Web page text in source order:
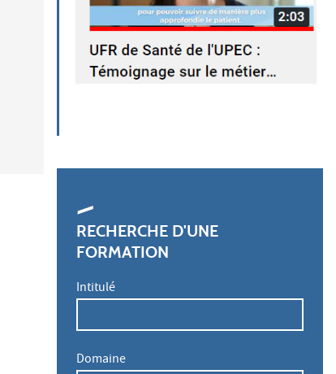
RECHERCHE D'UNE
FORMATION
Intitulé
Domaine